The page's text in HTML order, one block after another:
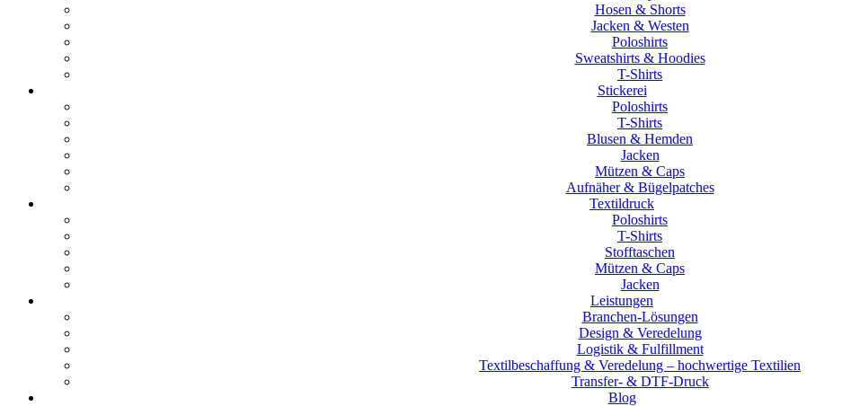
Hosen & Shorts
Jacken & Westen
Poloshirts
Sweatshirts & Hoodies
T-Shirts
Stickerei
Poloshirts
T-Shirts
Blusen & Hemden
Jacken
Mützen & Caps
Aufnäher & Bügelpatches
Textildruck
Poloshirts
T-Shirts
Stofftaschen
Mützen & Caps
Jacken
Leistungen
Branchen-Lösungen
Design & Veredelung
Logistik & Fulfillment
Textilbeschaffung & Veredelung – hochwertige Textilien
Transfer- & DTF-Druck
Blog